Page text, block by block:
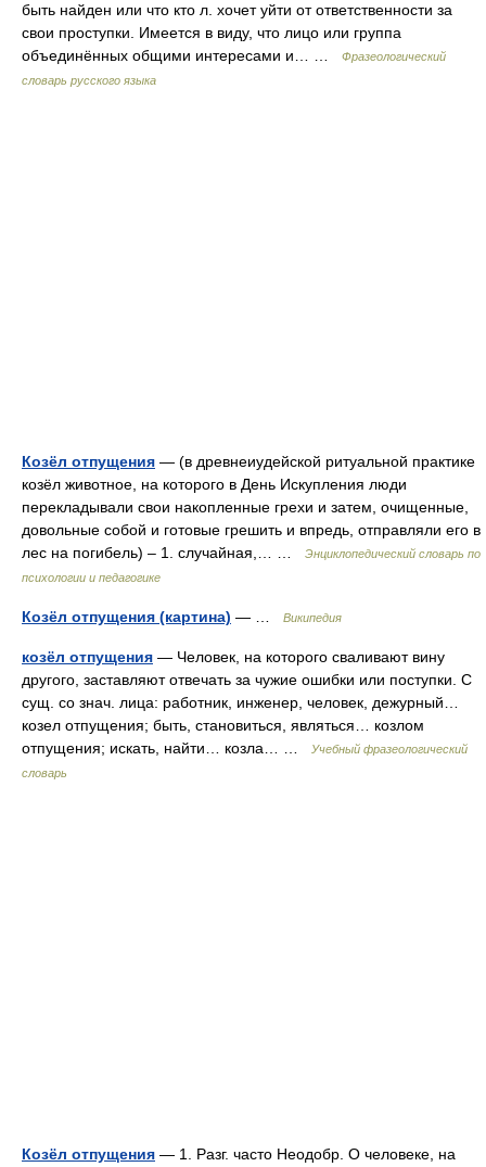
быть найден или что кто л. хочет уйти от ответственности за
свои проступки. Имеется в виду, что лицо или группа
объединённых общими интересами и… …
Фразеологический
словарь русского языка
Козёл отпущения — (в древнеиудейской ритуальной практике
козёл животное, на которого в День Искупления люди
перекладывали свои накопленные грехи и затем, очищенные,
довольные собой и готовые грешить и впредь, отправляли его в
лес на погибель) – 1. случайная,… …
Энциклопедический словарь по
психологии и педагогике
Козёл отпущения (картина) — … Википедия
козёл отпущения — Человек, на которого сваливают вину
другого, заставляют отвечать за чужие ошибки или поступки. С
сущ. со знач. лица: работник, инженер, человек, дежурный…
козел отпущения; быть, становиться, являться… козлом
отпущения; искать, найти… козла… …
Учебный фразеологический
словарь
Козёл отпущения — 1. Разг. часто Неодобр. О человеке, на